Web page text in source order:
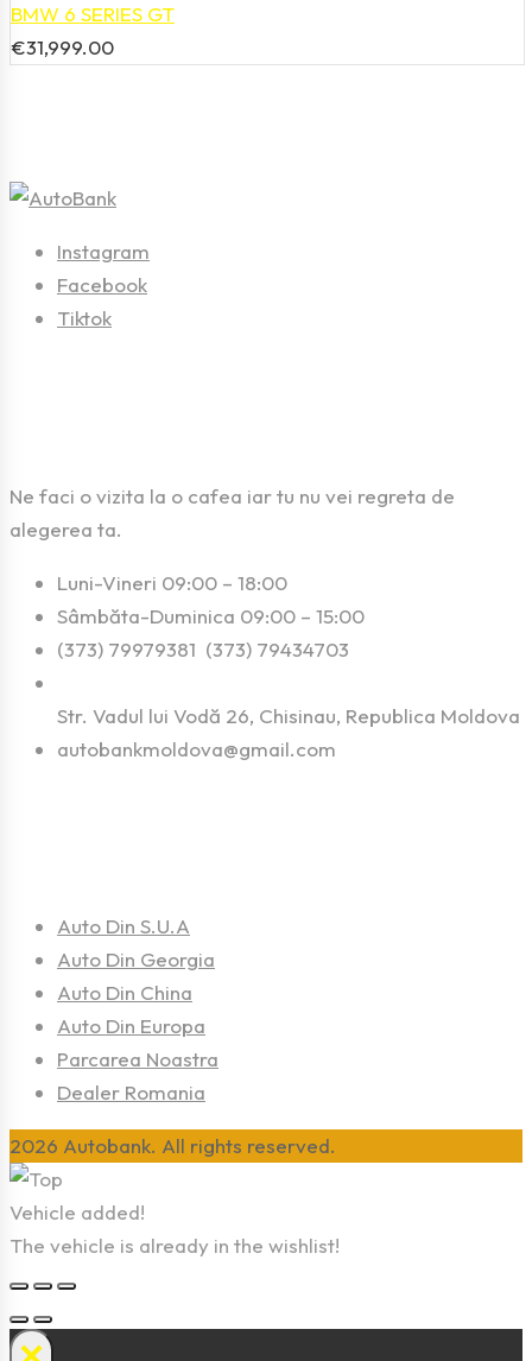
BMW 6 SERIES GT
€31,999.00
Instagram
Facebook
Tiktok
Ne faci o vizita la o cafea iar tu nu vei regreta de
alegerea ta.
Luni-Vineri 09:00 – 18:00
Sâmbăta-Duminica 09:00 – 15:00
(373) 79979381 (373) 79434703
Str. Vadul lui Vodă 26, Chisinau, Republica Moldova
autobankmoldova@gmail.com
Auto Din S.U.A
Auto Din Georgia
Auto Din China
Auto Din Europa
Parcarea Noastra
Dealer Romania
2026 Autobank. All rights reserved.
Vehicle added!
The vehicle is already in the wishlist!